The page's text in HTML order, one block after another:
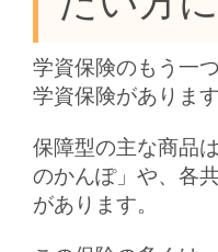
学資保険のもう一
学資保険があります
保障型の主な商品
のかんぽ」や、各
があります。